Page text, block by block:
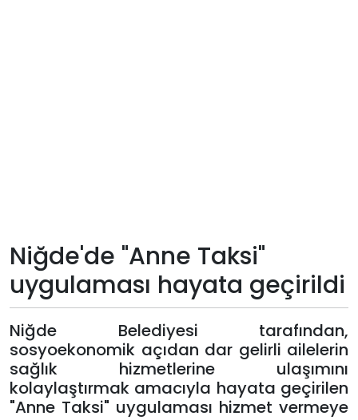
Künye
Giriş
Yap
Niğde'de "Anne Taksi"
uygulaması hayata geçirildi
Niğde Belediyesi tarafından,
sosyoekonomik açıdan dar gelirli ailelerin
sağlık hizmetlerine ulaşımını
kolaylaştırmak amacıyla hayata geçirilen
"Anne Taksi" uygulaması hizmet vermeye